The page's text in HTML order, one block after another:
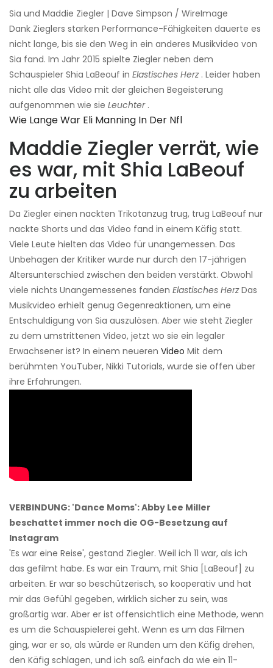
Sia und Maddie Ziegler | Dave Simpson / WireImage
Dank Zieglers starken Performance-Fähigkeiten dauerte es
nicht lange, bis sie den Weg in ein anderes Musikvideo von
Sia fand. Im Jahr 2015 spielte Ziegler neben dem
Schauspieler Shia LaBeouf in Elastisches Herz. Leider haben
nicht alle das Video mit der gleichen Begeisterung
aufgenommen wie sie Leuchter.
Wie Lange War Eli Manning In Der Nfl
Maddie Ziegler verrät, wie
es war, mit Shia LaBeouf
zu arbeiten
Da Ziegler einen nackten Trikotanzug trug, trug LaBeouf nur
nackte Shorts und das Video fand in einem Käfig statt.
Viele Leute hielten das Video für unangemessen. Das
Unbehagen der Kritiker wurde nur durch den 17-jährigen
Altersunterschied zwischen den beiden verstärkt. Obwohl
viele nichts Unangemessenes fanden Elastisches HerzDas
Musikvideo erhielt genug Gegenreaktionen, um eine
Entschuldigung von Sia auszulösen. Aber wie steht Ziegler
zu dem umstrittenen Video, jetzt wo sie ein legaler
Erwachsener ist? In einem neueren Video Mit dem
berühmten YouTuber, Nikki Tutorials, wurde sie offen über
ihre Erfahrungen.
VERBINDUNG: 'Dance Moms': Abby Lee Miller
beschattet immer noch die OG-Besetzung auf
Instagram
'Es war eine Reise', gestand Ziegler. Weil ich 11 war, als ich
das gefilmt habe. Es war ein Traum, mit Shia [LaBeouf] zu
arbeiten. Er war so beschützerisch, so kooperativ und hat
mir das Gefühl gegeben, wirklich sicher zu sein, was
großartig war. Aber er ist offensichtlich eine Methode, wenn
es um die Schauspielerei geht. Wenn es um das Filmen
ging, war er so, als würde er Runden um den Käfig drehen,
den Käfig schlagen, und ich saß einfach da wie ein 11-